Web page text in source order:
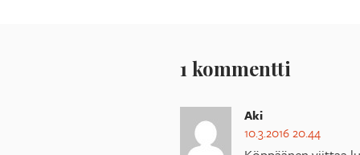
1 kommentti
Aki
10.3.2016 20.44